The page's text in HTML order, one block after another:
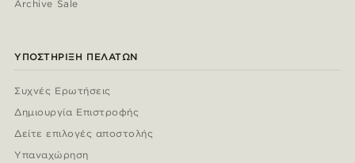
Archive Sale
ΥΠΟΣΤΉΡΙΞΗ ΠΕΛΑΤΏΝ
Συχνές Ερωτήσεις
Δημιουργία Επιστροφής
Δείτε επιλογές αποστολής
Υπαναχώρηση